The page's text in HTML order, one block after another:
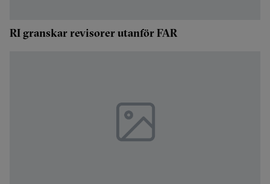
RI granskar revisorer utanför FAR